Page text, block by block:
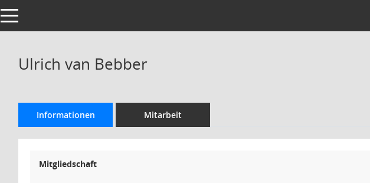
Toggle navigation
Ulrich van Bebber
Informationen Mitarbeit
Mitgliedschaft